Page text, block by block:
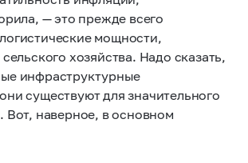
— это прежде всего
мощности,
хозяйства. Надо сказать,
инфраструктурные
существуют для значительного
Вот, наверное, в основном